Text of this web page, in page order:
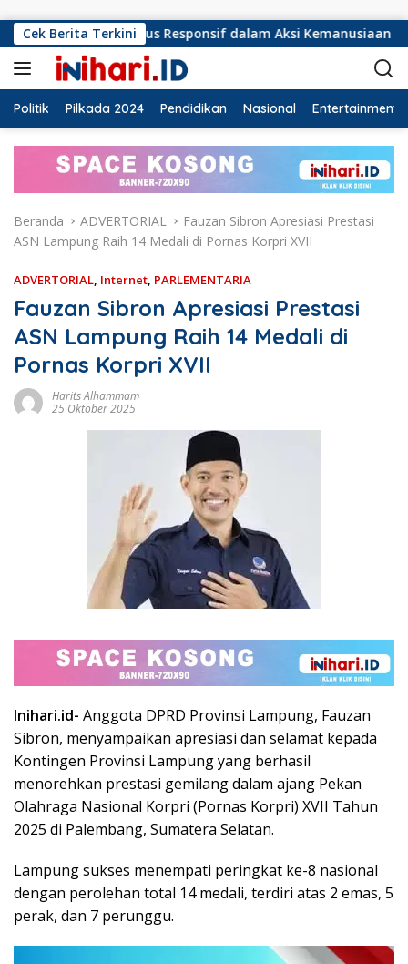
Cek Berita Terkini
Responsif dalam Aksi Kemanusiaan Ormas
Politik Pilkada 2024 Pendidikan Nasional Entertainment
Beranda ADVERTORIAL
Fauzan Sibron Apresiasi Prestasi
ASN Lampung Raih 14 Medali di Pornas Korpri XVII
ADVERTORIAL, Internet, PARLEMENTARIA
Fauzan Sibron Apresiasi Prestasi
ASN Lampung Raih 14 Medali di
Pornas Korpri XVII
Harits Alhammam
25 Oktober 2025
Inihari.id- Anggota DPRD Provinsi Lampung, Fauzan
Sibron, menyampaikan apresiasi dan selamat kepada
Kontingen Provinsi Lampung yang berhasil
menorehkan prestasi gemilang dalam ajang Pekan
Olahraga Nasional Korpri (Pornas Korpri) XVII Tahun
2025 di Palembang, Sumatera Selatan.
Lampung sukses menempati peringkat ke-8 nasional
dengan perolehan total 14 medali, terdiri atas 2 emas, 5
perak, dan 7 perunggu.